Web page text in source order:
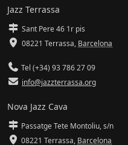
Jazz Terrassa
Sant Pere 46 1r pis
08221 Terrassa, Barcelona
Tel (+34) 93 786 27 09
info@jazzterrassa.org
Nova Jazz Cava
Passatge Tete Montoliu, s/n
08221 Terrassa, Barcelona